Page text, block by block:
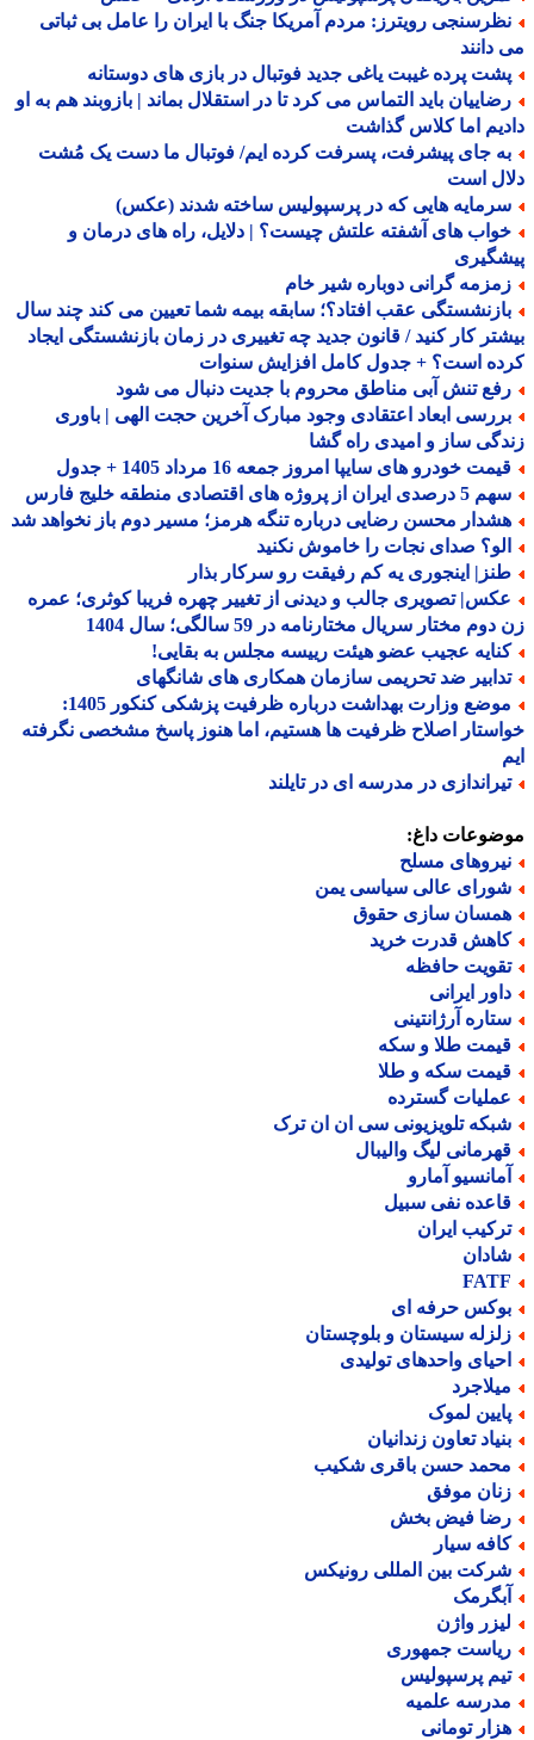
رویترز: مردم آمریکا جنگ با ایران را عامل بی ثباتی
پرده غیبت یاغی جدید فوتبال در بازی های دوستانه
باید التماس می کرد تا در استقلال بماند | بازوبند هم به او
اما کلاس گذاشت
جای پیشرفت، پسرفت کرده ایم/ فوتبال ما دست یک مُشت
است
هایی که در پرسپولیس ساخته شدند (عکس)
های آشفته علتش چیست؟ | دلایل، راه های درمان و
گرانی دوباره شیر خام
عقب افتاد؟؛ سابقه بیمه شما تعیین می کند چند سال
کار کنید / قانون جدید چه تغییری در زمان بازنشستگی ایجاد
است؟ + جدول کامل افزایش سنوات
تنش آبی مناطق محروم با جدیت دنبال می شود
ابعاد اعتقادی وجود مبارک آخرین حجت الهی | باوری
ساز و امیدی راه گشا
خودرو های سایپا امروز جمعه 16 مرداد 1405 + جدول
از پروژه های اقتصادی منطقه خلیج فارس
محسن رضایی درباره تنگه هرمز؛ مسیر دوم باز نخواهد شد
صدای نجات را خاموش نکنید
اینجوری یه کم رفیقت رو سرکار بذار
تصویری جالب و دیدنی از تغییر چهره فریبا کوثری؛ عمره
مختار سریال مختارنامه در 59 سالگی؛ سال 1404
عجیب عضو هیئت رییسه مجلس به بقایی!
ضد تحریمی سازمان همکاری های شانگهای
موضع وزارت بهداشت درباره ظرفیت پزشکی کنکور 1405:
اصلاح ظرفیت ها هستیم، اما هنوز پاسخ مشخصی نگرفته
در مدرسه ای در تایلند
داغ:
مسلح
عالی سیاسی یمن
سازی حقوق
قدرت خرید
حافظه
ایرانی
آرژانتینی
طلا و سکه
سکه و طلا
گسترده
تلویزیونی سی ان ان ترک
لیگ والیبال
آمارو
نفی سبیل
ایران
حرفه ای
سیستان و بلوچستان
واحدهای تولیدی
لموک
تعاون زندانیان
حسن باقری شکیب
موفق
فیض بخش
سیار
بین المللی رونیکس
واژن
جمهوری
پرسپولیس
علمیه
تومانی